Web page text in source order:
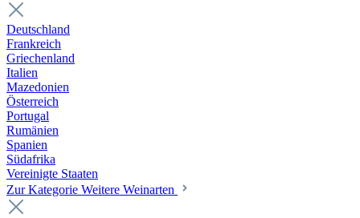
Deutschland
Frankreich
Griechenland
Italien
Mazedonien
Österreich
Portugal
Rumänien
Spanien
Südafrika
Vereinigte Staaten
Zur Kategorie Weitere Weinarten